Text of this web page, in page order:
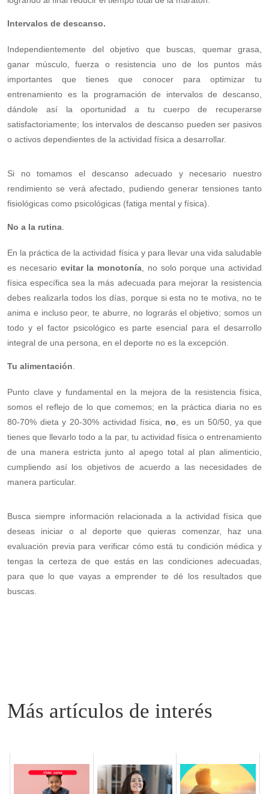
Intervalos de descanso.
Independientemente del objetivo que buscas, quemar grasa,
ganar músculo, fuerza o resistencia uno de los puntos más
importantes que tienes que conocer para optimizar tu
entrenamiento es la programación de intervalos de descanso,
dándole así la oportunidad a tu cuerpo de recuperarse
satisfactoriamente; los intervalos de descanso pueden ser pasivos
o activos dependientes de la actividad física a desarrollar.
Si no tomamos el descanso adecuado y necesario nuestro
rendimiento se verá afectado, pudiendo generar tensiones tanto
fisiológicas como psicológicas (fatiga mental y física).
No a la rutina
En la práctica de la actividad física y para llevar una vida saludable
es necesario evitar la monotonía , no solo porque una actividad
física específica sea la más adecuada para mejorar la resistencia
debes realizarla todos los días, porque si esta no te motiva, no te
anima e incluso peor, te aburre, no lograrás el objetivo; somos un
todo y el factor psicológico es parte esencial para el desarrollo
integral de una persona, en el deporte no es la excepción.
Tu alimentación
Punto clave y fundamental en la mejora de la resistencia física,
somos el reflejo de lo que comemos; en la práctica diaria no es
80-70% dieta y 20-30% actividad física, no , es un 50/50, ya que
tienes que llevarlo todo a la par, tu actividad física o entrenamiento
de una manera estricta junto al apego total al plan alimenticio,
cumpliendo así los objetivos de acuerdo a las necesidades de
manera particular.
Busca siempre información relacionada a la actividad física que
deseas iniciar o al deporte que quieras comenzar, haz una
evaluación previa para verificar cómo está tu condición médica y
tengas la certeza de que estás en las condiciones adecuadas,
para que lo que vayas a emprender te dé los resultados que
buscas.